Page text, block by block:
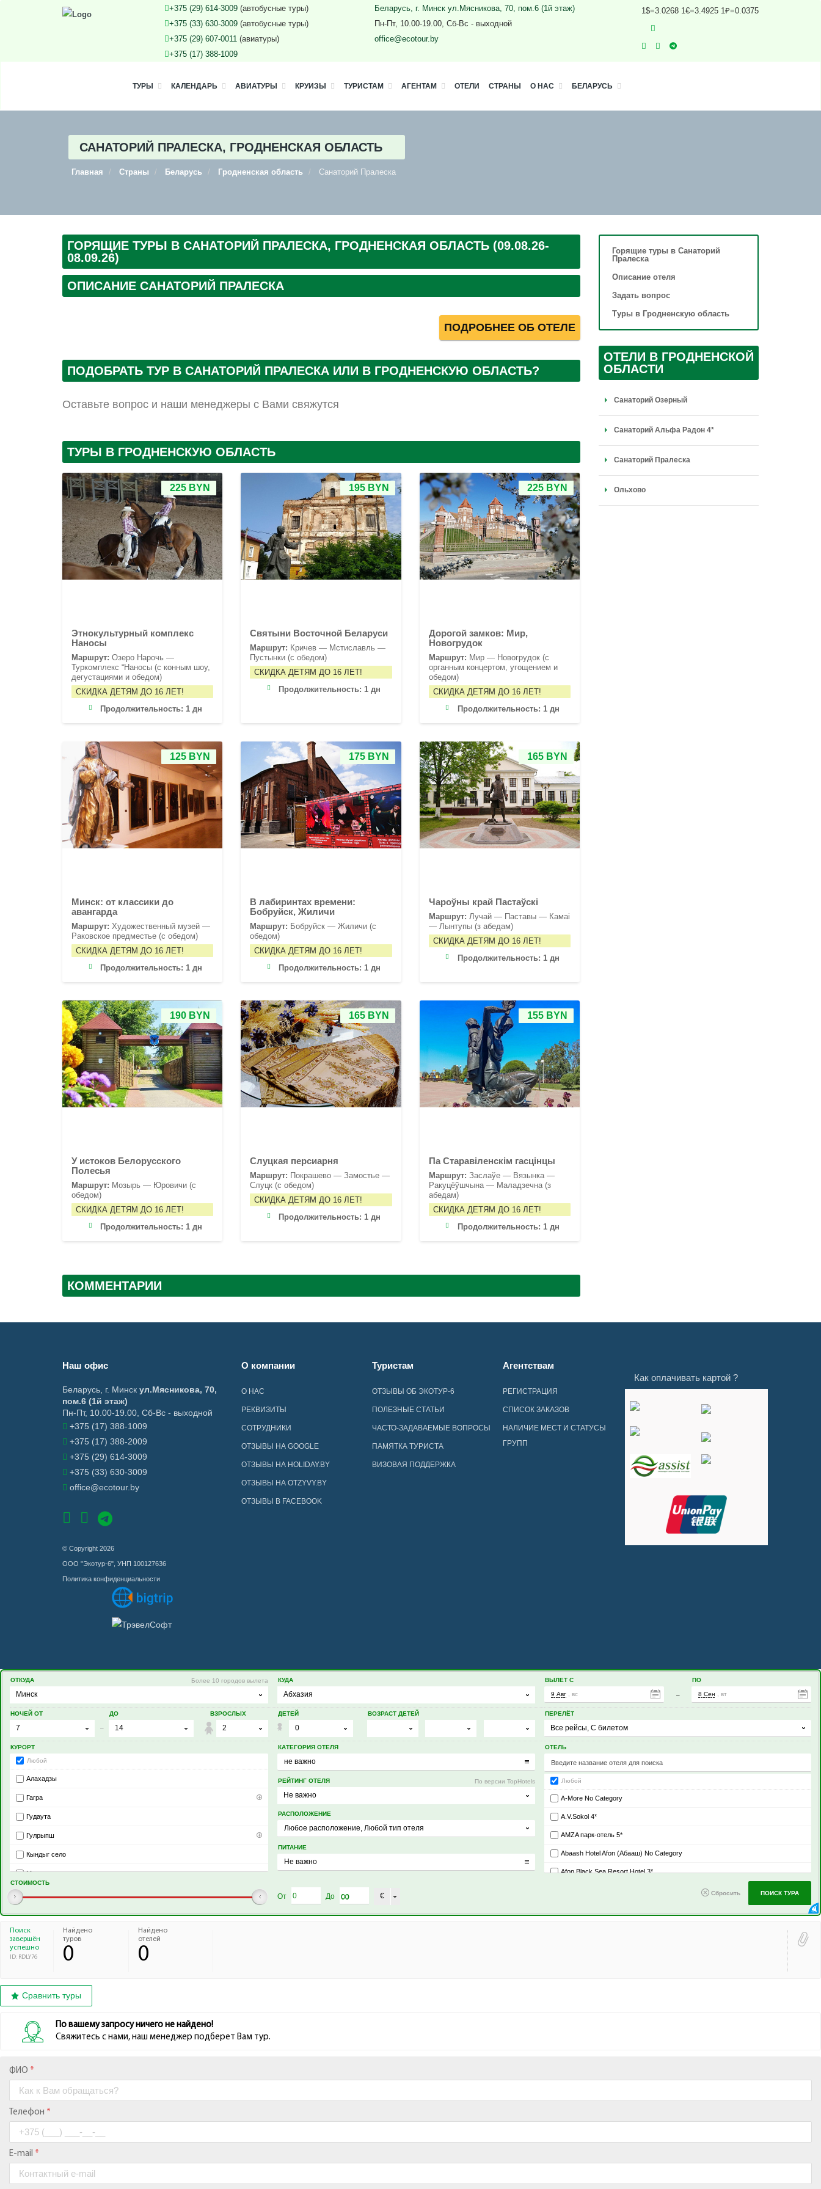
+375 (29) 614-3009(автобусные туры)
+375 (33) 630-3009(автобусные туры)
+375 (29) 607-0011(авиатуры)
+375 (17) 388-1009
Беларусь, г. Минск ул.Мясникова, 70, пом.6 (1й этаж)
Пн-Пт, 10.00-19.00, Сб-Вс - выходной
office@ecotour.by
1$=3.0268 1€=3.4925 1₽=0.0375
ТУРЫ КАЛЕНДАРЬ АВИАТУРЫ КРУИЗЫ ТУРИСТАМ АГЕНТАМ ОТЕЛИ СТРАНЫ О НАС БЕЛАРУСЬ
САНАТОРИЙ ПРАЛЕСКА, ГРОДНЕНСКАЯ ОБЛАСТЬ
Главная Страны Беларусь Гродненская область Санаторий Пралеска
ГОРЯЩИЕ ТУРЫ В САНАТОРИЙ ПРАЛЕСКА, ГРОДНЕНСКАЯ ОБЛАСТЬ (09.08.26-
08.09.26)
ОПИСАНИЕ САНАТОРИЙ ПРАЛЕСКА
ПОДРОБНЕЕ ОБ ОТЕЛЕ
ПОДОБРАТЬ ТУР В САНАТОРИЙ ПРАЛЕСКА ИЛИ В ГРОДНЕНСКУЮ ОБЛАСТЬ?
Оставьте вопрос и наши менеджеры с Вами свяжутся
ТУРЫ В ГРОДНЕНСКУЮ ОБЛАСТЬ
225 BYN
Этнокультурный комплекс
Наносы
Маршрут: Озеро Нарочь —
Туркомплекс “Наносы (с конным шоу,
дегустациями и обедом)
СКИДКА ДЕТЯМ ДО 16 ЛЕТ!
Продолжительность: 1 дн
195 BYN
Святыни Восточной Беларуси
Маршрут: Кричев — Мстиславль —
Пустынки (с обедом)
СКИДКА ДЕТЯМ ДО 16 ЛЕТ!
Продолжительность: 1 дн
225 BYN
Дорогой замков: Мир,
Новогрудок
Маршрут: Мир — Новогрудок (с
органным концертом, угощением и
обедом)
СКИДКА ДЕТЯМ ДО 16 ЛЕТ!
Продолжительность: 1 дн
125 BYN
Минск: от классики до
авангарда
Маршрут: Художественный музей —
Раковское предместье (с обедом)
СКИДКА ДЕТЯМ ДО 16 ЛЕТ!
Продолжительность: 1 дн
175 BYN
В лабиринтах времени:
Бобруйск, Жиличи
Маршрут: Бобруйск — Жиличи (с
обедом)
СКИДКА ДЕТЯМ ДО 16 ЛЕТ!
Продолжительность: 1 дн
165 BYN
Чароўны край Пастаўскі
Маршрут: Лучай — Паставы — Камаі
— Лынтупы (з абедам)
СКИДКА ДЕТЯМ ДО 16 ЛЕТ!
Продолжительность: 1 дн
190 BYN
У истоков Белорусского
Полесья
Маршрут: Мозырь — Юровичи (с
обедом)
СКИДКА ДЕТЯМ ДО 16 ЛЕТ!
Продолжительность: 1 дн
165 BYN
Слуцкая персиарня
Маршрут: Покрашево — Замостье —
Слуцк (с обедом)
СКИДКА ДЕТЯМ ДО 16 ЛЕТ!
Продолжительность: 1 дн
155 BYN
Па Старавіленскім гасцінцы
Маршрут: Заслаўе — Вязынка —
Ракуцёўшчына — Маладзечна (з
абедам)
СКИДКА ДЕТЯМ ДО 16 ЛЕТ!
Продолжительность: 1 дн
КОММЕНТАРИИ
Горящие туры в Санаторий
Пралеска
Описание отеля
Задать вопрос
Туры в Гродненскую область
ОТЕЛИ В ГРОДНЕНСКОЙ
ОБЛАСТИ
Санаторий Озерный
Санаторий Альфа Радон 4*
Санаторий Пралеска
Ольхово
Наш офис
Беларусь г. Минск ул.Мясникова, 70,
пом.6 (1й этаж)
Пн-Пт, 10.00-19.00, Сб-Вс - выходной
+375 (17) 388-1009
+375 (17) 388-2009
+375 (29) 614-3009
+375 (33) 630-3009
office@ecotour.by
© Copyright 2026
ООО "Экотур-6", УНП 100127636
Политика конфиденциальности
О компании
О НАС
РЕКВИЗИТЫ
СОТРУДНИКИ
ОТЗЫВЫ НА GOOGLE
ОТЗЫВЫ НА HOLIDAY.BY
ОТЗЫВЫ НА OTZYVY.BY
ОТЗЫВЫ В FACEBOOK
Туристам
ОТЗЫВЫ ОБ ЭКОТУР-6
ПОЛЕЗНЫЕ СТАТЬИ
ЧАСТО-ЗАДАВАЕМЫЕ ВОПРОСЫ
ПАМЯТКА ТУРИСТА
ВИЗОВАЯ ПОДДЕРЖКА
Агентствам
РЕГИСТРАЦИЯ
СПИСОК ЗАКАЗОВ
НАЛИЧИЕ МЕСТ И СТАТУСЫ
ГРУПП
Как оплачивать картой ?